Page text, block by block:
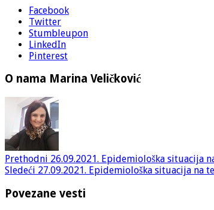
Facebook
Twitter
Stumbleupon
LinkedIn
Pinterest
O nama Marina Veličković
Prethodni 26.09.2021. Epidemiološka situacija
Sledeći 27.09.2021. Epidemiološka situacija na
Povezane vesti